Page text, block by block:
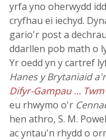
yrfa yno oherwydd
cryfhau ei iechyd.
gario'r post a
ddarllen pob math o
Yr oedd yn y cartref
Hanes y Brytaniaid
Difyr-Gampau …
eu rhwymo o'r
hen athro, S. M.
ac yntau'n rhydd o